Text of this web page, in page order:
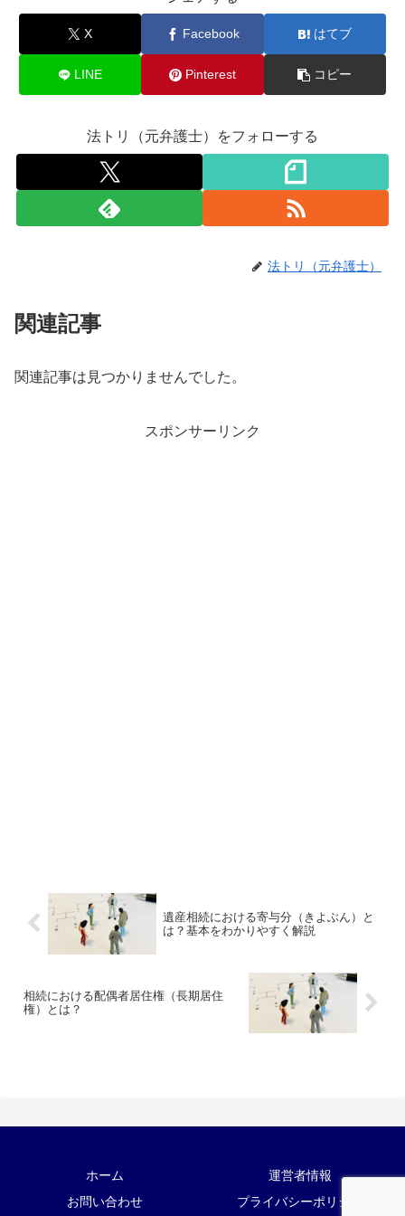
X Facebook はてブ
LINE Pinterest コピー
法トリ（元弁護士）をフォローする
法トリ（元弁護士）
関連記事
関連記事は見つかりませんでした。
スポンサーリンク
遺産相続における寄与分（きよぶん）と
は？基本をわかりやすく解説
相続における配偶者居住権（長期居住
権）とは？
ホーム
運営者情報
お問い合わせ
プライバシーポリシー